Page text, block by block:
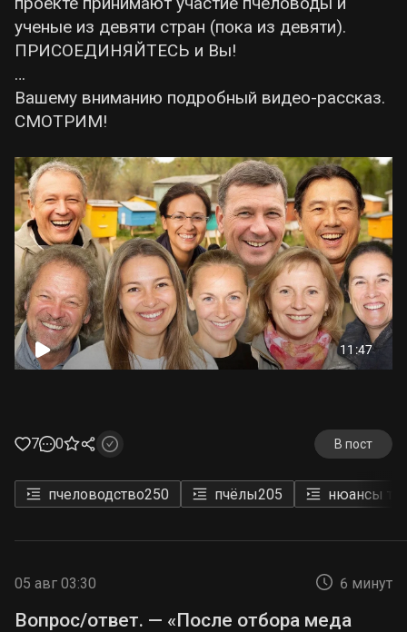
ученые из девяти стран (пока из девяти).
ПРИСОЕДИНЯЙТЕСЬ и Вы!
…
Вашему вниманию подробный видео-рассказ.
СМОТРИМ!
7 0 В пост
пчеловодство250 пчёлы205 нюансы
05 авг 03:30 6 минут
Вопрос/ответ. — «После отбора меда